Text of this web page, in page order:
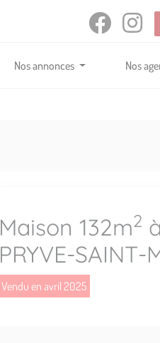
Nos annonces Nos
Maison 132m2
PRYVE-SAINT-
Vendu en avril 2025